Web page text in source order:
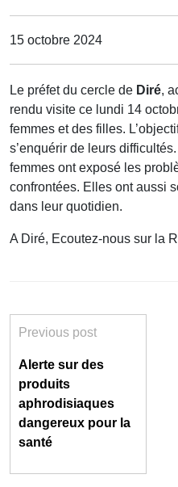
15 octobre 2024
Le préfet du cercle de Diré,
rendu visite ce lundi 14
femmes et des filles.
s’enquérir de leurs
femmes ont exposé les
confrontées. Elles ont aussi
dans leur quotidien.
A Diré, Ecoutez-nous sur la
Previous post
Alerte sur des
produits
aphrodisiaques
dangereux pour la
santé